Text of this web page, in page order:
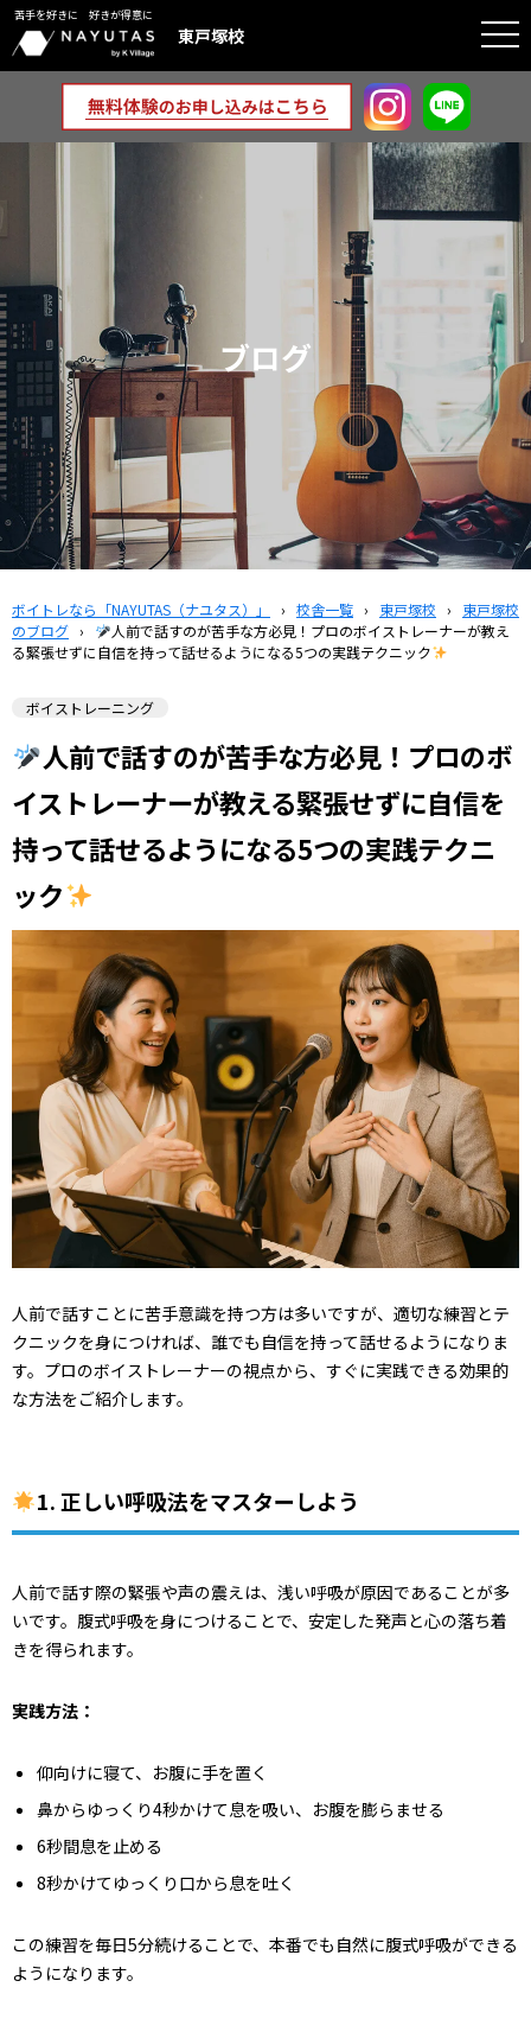
苦手を好きに 好きが得意に
東戸塚校
ブログ
ボイトレなら「NAYUTAS（ナユタス）」 › 校舎一覧 › 東戸塚校 ›
東戸塚校
のブログ ›
人前で話すのが苦手な方必見！プロのボイストレーナーが教え
る緊張せずに自信を持って話せるようになる5つの実践テクニック
ボイストレーニング
人前で話すのが苦手な方必見！プロのボ
イストレーナーが教える緊張せずに自信を
持って話せるようになる5つの実践テクニ
ック
人前で話すことに苦手意識を持つ方は多いですが、適切な練習とテ
クニックを身につければ、誰でも自信を持って話せるようになりま
す。プロのボイストレーナーの視点から、すぐに実践できる効果的
な方法をご紹介します。
1. 正しい呼吸法をマスターしよう
人前で話す際の緊張や声の震えは、浅い呼吸が原因であることが多
いです。腹式呼吸を身につけることで、安定した発声と心の落ち着
きを得られます。
実践方法：
仰向けに寝て、お腹に手を置く
鼻からゆっくり4秒かけて息を吸い、お腹を膨らませる
6秒間息を止める
8秒かけてゆっくり口から息を吐く
この練習を毎日5分続けることで、本番でも自然に腹式呼吸ができる
ようになります。